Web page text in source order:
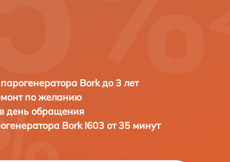
парогенератора Bork до 3 лет
по желанию
в день обращения
Bork I603 от 35 минут